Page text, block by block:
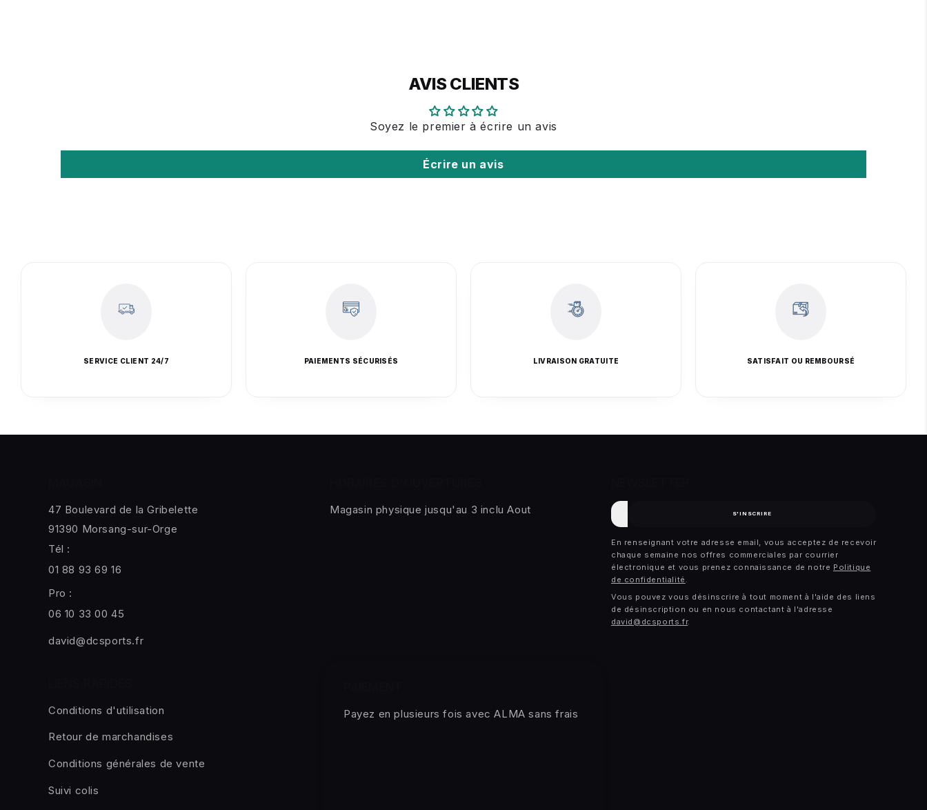
AVIS CLIENTS
Soyez le premier à écrire un avis
Écrire un avis
SERVICE CLIENT 24/7 PAIEMENTS SÉCURISÉS LIVRAISON GRATUITE SATISFAIT OU REMBOURSÉ
47 Boulevard de la Gribelette
91390 Morsang-sur-Orge
Tél :
01 88 93 69 16
Pro :
06 10 33 00 45
david@dcsports.fr
Magasin physique jusqu'au 3 inclu Aout
E-
mail
S'INSCRIRE
En renseignant votre adresse email, vous acceptez de recevoir
chaque semaine nos offres commerciales par courrier
électronique et vous prenez connaissance de notre Politique
de confidentialité
Vous pouvez vous désinscrire à tout moment à l'aide des liens
de désinscription ou en nous contactant à l'adresse
david@dcsports.fr.
Conditions d'utilisation
Retour de marchandises
Conditions générales de vente
Suivi colis
Payez en plusieurs fois avec ALMA sans frais